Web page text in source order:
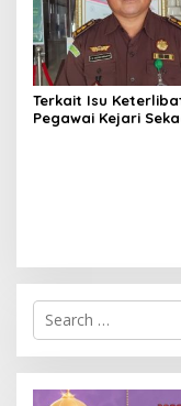
Terkait Isu
Pegawai Kejari
Search
for: